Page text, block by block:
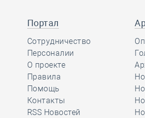
29.12, 08:56
В Минстрое России состоялось
итоговое совещание с главными
распорядителями бюджетных
средств и субъектами
Федерации в этом году
Портал
Сотрудничество
Персоналии
О проекте
Правила
Помощь
Контакты
RSS Новостей